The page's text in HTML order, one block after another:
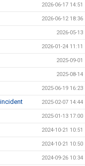
2026-06-17 14:51
2026-06-12 18:36
2026-05-13
2026-01-24 11:11
2025-09-01
2025-08-14
2025-06-19 16:23
2025-02-07 14:44
2025-01-13 17:00
2024-10-21 10:51
2024-10-21 10:50
2024-09-26 10:34